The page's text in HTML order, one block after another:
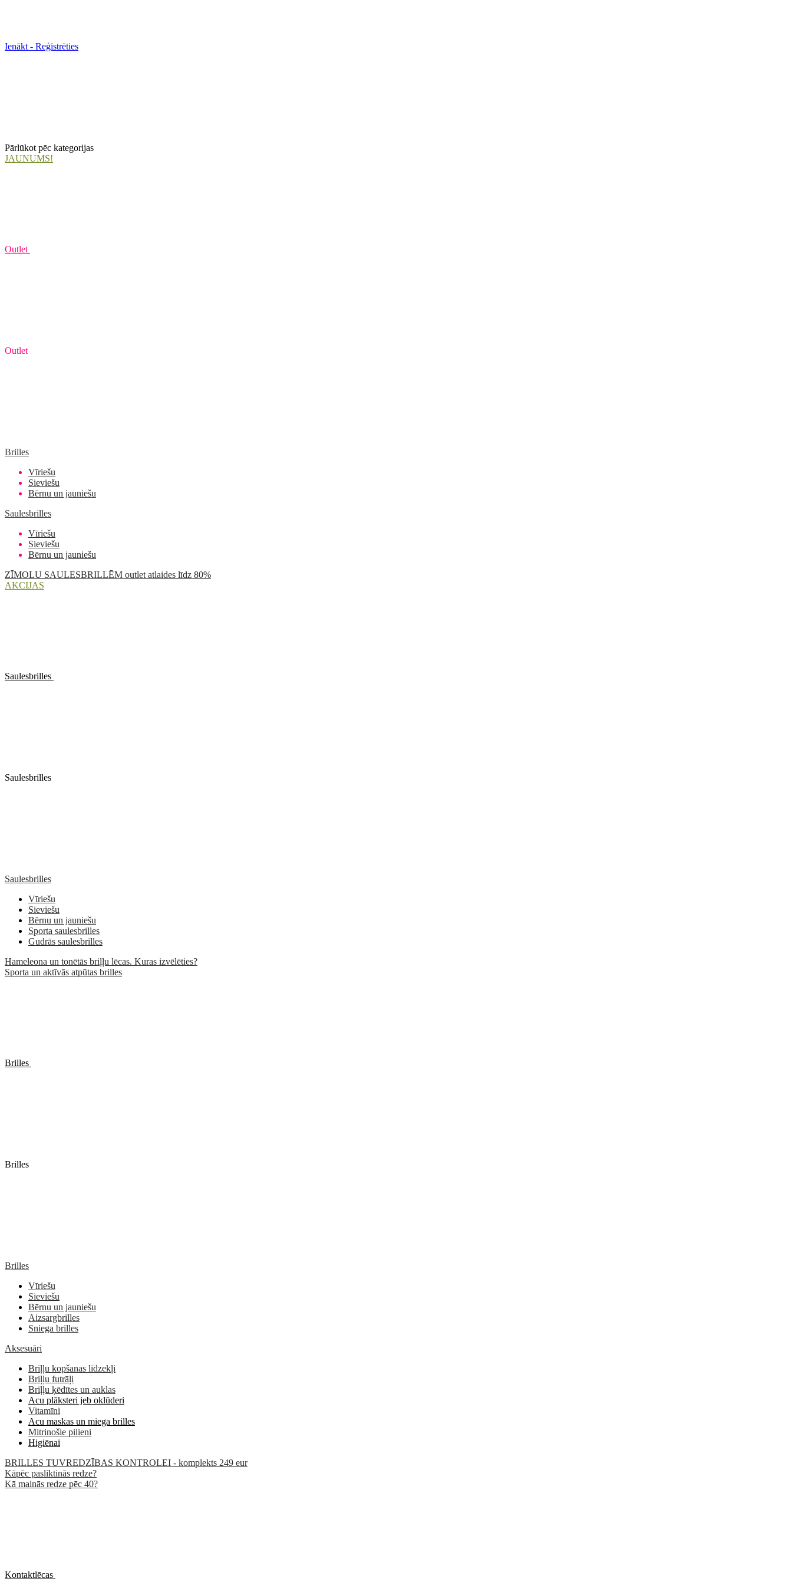
Ienākt - Reģistrēties
Pārlūkot pēc kategorijas
JAUNUMS!
Outlet
Outlet
Brilles
Vīriešu
Sieviešu
Bērnu un jauniešu
Saulesbrilles
Vīriešu
Sieviešu
Bērnu un jauniešu
ZĪMOLU SAULESBRILLĒM outlet atlaides līdz 80%
AKCIJAS
Saulesbrilles
Saulesbrilles
Saulesbrilles
Vīriešu
Sieviešu
Bērnu un jauniešu
Sporta saulesbrilles
Gudrās saulesbrilles
Hameleona un tonētās briļļu lēcas. Kuras izvēlēties?
Sporta un aktīvās atpūtas brilles
Brilles
Brilles
Brilles
Vīriešu
Sieviešu
Bērnu un jauniešu
Aizsargbrilles
Sniega brilles
Aksesuāri
Briļļu kopšanas līdzekļi
Briļļu futrāļi
Briļļu ķēdītes un auklas
Acu plāksteri jeb oklūderi
Vitamīni
Acu maskas un miega brilles
Mitrinošie pilieni
Higiēnai
BRILLES TUVREDZĪBAS KONTROLEI - komplekts 249 eur
Kāpēc pasliktinās redze?
Kā mainās redze pēc 40?
Kontaktlēcas